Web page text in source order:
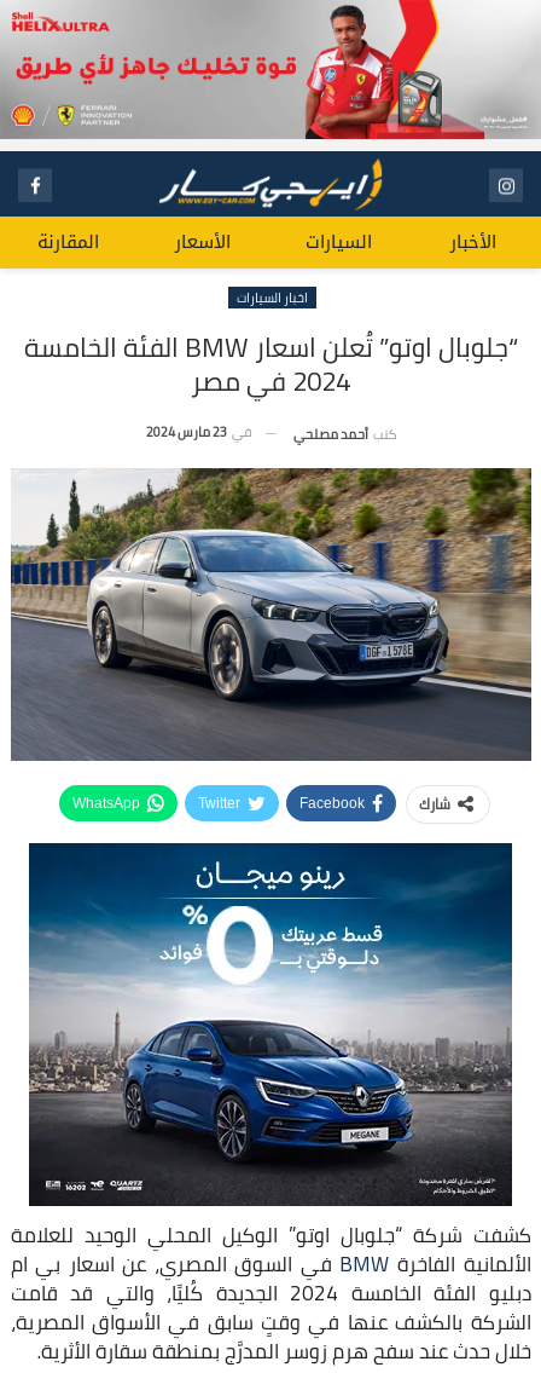
الأخبار السيارات الأسعار المقارنة
اخبار السيارات
“جلوبال اوتو” تُعلن اسعار BMW الفئة الخامسة
2024 في مصر
كتب أحمد مصلحي في 23 مارس 2024
شارك Facebook
Twitter
WhatsApp
كشفت شركة “جلوبال اوتو” الوكيل المحلي الوحيد للعلامة
الألمانية الفاخرة BMW في السوق المصري، عن اسعار بي ام
دبليو الفئة الخامسة 2024 الجديدة كُليًا، والتي قد قامت
الشركة بالكشف عنها في وقتٍ سابق في الأسواق المصرية،
خلال حدث عند سفح هرم زوسر المدرَّج بمنطقة سقارة الأثرية.